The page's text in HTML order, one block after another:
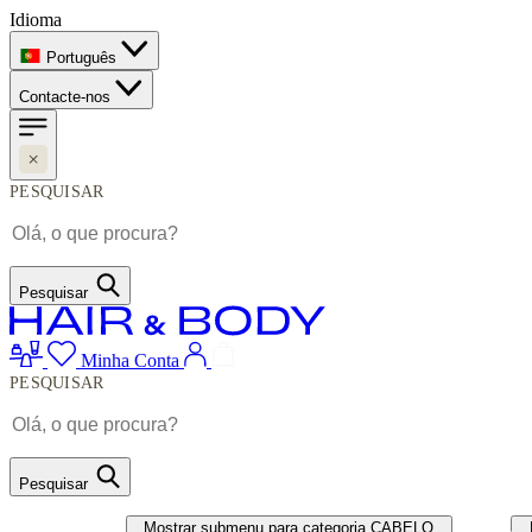
Idioma
Português
Contacte-nos
PESQUISAR
Pesquisar
Minha Conta
PESQUISAR
Pesquisar
Mostrar submenu para categoria CABELO UNHAS